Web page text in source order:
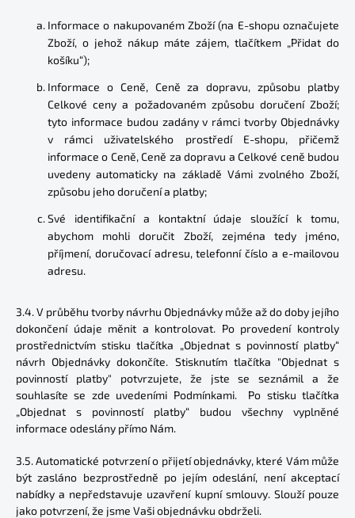
Informace o nakupovaném Zboží (na E-shopu označujete
Zboží, o jehož nákup máte zájem, tlačítkem „Přidat do
košíku“);
Informace o Ceně, Ceně za dopravu, způsobu platby
Celkové ceny a požadovaném způsobu doručení Zboží;
tyto informace budou zadány v rámci tvorby Objednávky
v rámci uživatelského prostředí E-shopu, přičemž
informace o Ceně, Ceně za dopravu a Celkové ceně budou
uvedeny automaticky na základě Vámi zvolného Zboží,
způsobu jeho doručení a platby;
Své identifikační a kontaktní údaje sloužící k tomu,
abychom mohli doručit Zboží, zejména tedy jméno,
příjmení, doručovací adresu, telefonní číslo a e-mailovou
adresu.
3.4. V průběhu tvorby návrhu Objednávky může až do doby jejího
dokončení údaje měnit a kontrolovat. Po provedení kontroly
prostřednictvím stisku tlačítka „Objednat s povinností platby“
návrh Objednávky dokončíte. Stisknutím tlačítka "Objednat s
povinností platby" potvrzujete, že jste se seznámil a že
souhlasíte se zde uvedeními Podmínkami. Po stisku tlačítka
„Objednat s povinností platby“ budou všechny vyplněné
informace odeslány přímo Nám.
3.5. Automatické potvrzení o přijetí objednávky, které Vám může
být zasláno bezprostředně po jejím odeslání, není akceptací
nabídky a nepředstavuje uzavření kupní smlouvy. Slouží pouze
jako potvrzení, že jsme Vaši objednávku obdrželi.